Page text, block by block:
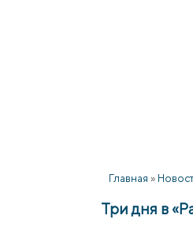
Главная »
Три дня в